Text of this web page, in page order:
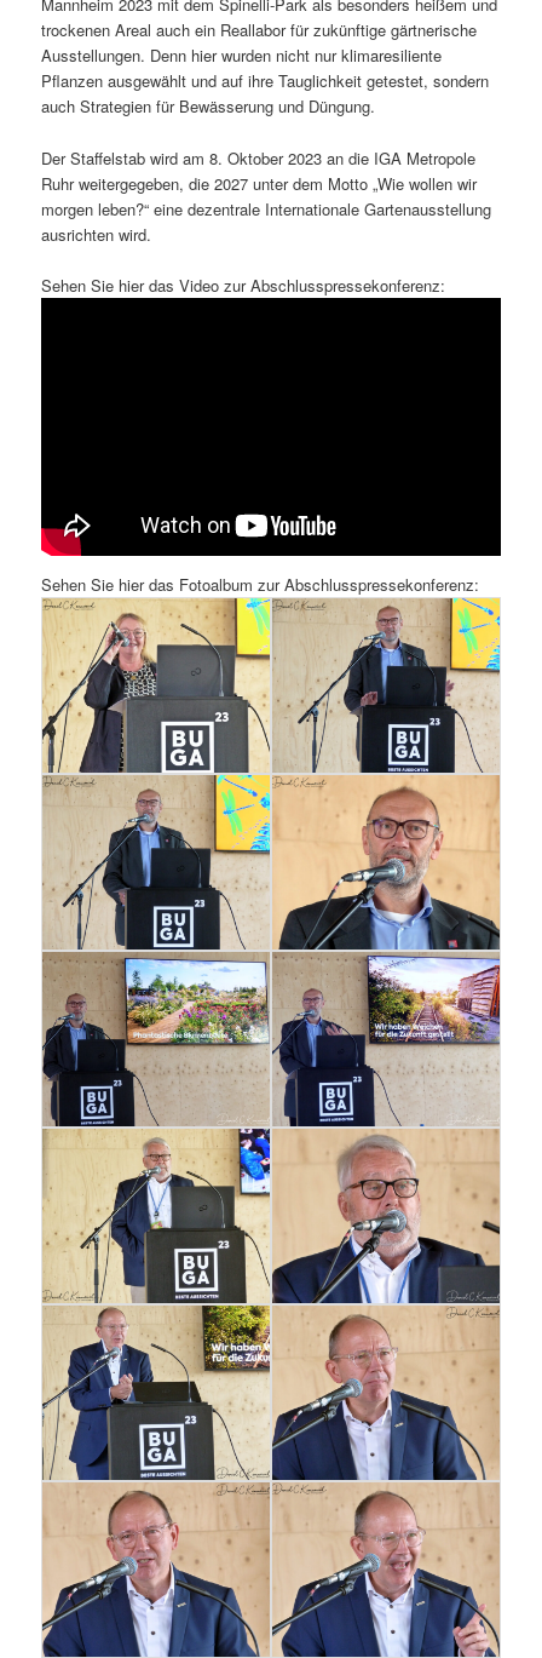
Mannheim 2023 mit dem Spinelli-Park als besonders heißem und
trockenen Areal auch ein Reallabor für zukünftige gärtnerische
Ausstellungen. Denn hier wurden nicht nur klimaresiliente
Pflanzen ausgewählt und auf ihre Tauglichkeit getestet, sondern
auch Strategien für Bewässerung und Düngung.
Der Staffelstab wird am 8. Oktober 2023 an die IGA Metropole
Ruhr weitergegeben, die 2027 unter dem Motto „Wie wollen wir
morgen leben?“ eine dezentrale Internationale Gartenausstellung
ausrichten wird.
Sehen Sie hier das Video zur Abschlusspressekonferenz:
Sehen Sie hier das Fotoalbum zur Abschlusspressekonferenz: